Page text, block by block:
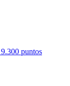
puntos